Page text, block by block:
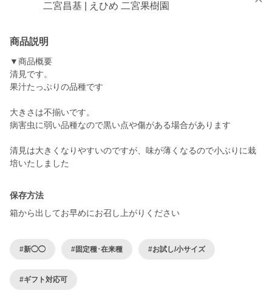
二宮昌基 | えひめ 二宮果樹園
商品説明
▼商品概要
清見です。
果汁たっぷりの品種です
大きさは不揃いです。
病害虫に弱い品種なので黒い点や傷がある場合があります
清見は大きくなりやすいのですが、味が薄くなるので小ぶりに栽
培いたしました
保存方法
箱から出してお早めにお召し上がりください
#新◯◯ #固定種･在来種 #お試し/小サイズ
#ギフト対応可